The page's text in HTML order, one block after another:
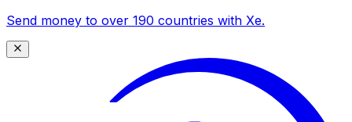
Send money to over 190 countries with Xe.